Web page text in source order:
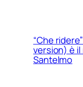
“Che
version) è
Santelmo